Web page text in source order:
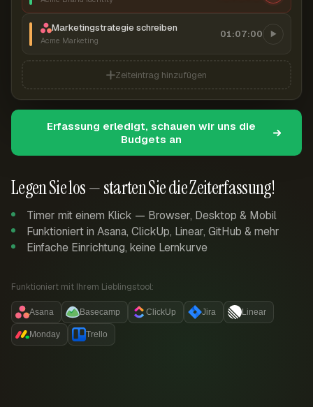
Legen Sie los — starten Sie die Zeiterfassung!
Timer mit einem Klick — Browser, Desktop & Mobil
Funktioniert in Asana, ClickUp, Linear, GitHub & mehr
Einfache Einrichtung, keine Lernkurve
Funktioniert mit Ihrem Lieblingstool:
Asana Basecamp ClickUp Jira Linear
Monday Trello
Marketingstrategie schreiben
Acme Marketing
01:07:00
Zeiteintrag hinzufügen
Erfassung erledigt, schauen wir uns die
Budgets an